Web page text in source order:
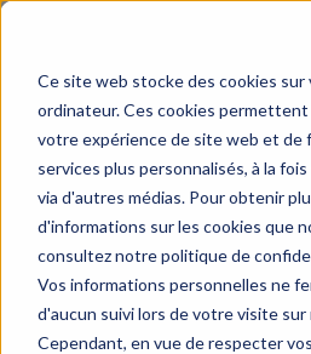
Ce site web stocke des cookies sur
ordinateur. Ces cookies
votre expérience de site web et de
services plus personnalisés, à la
via d'autres médias. Pour obtenir
d'informations sur les cookies que
consultez notre politique de
Vos informations personnelles ne
d'aucun suivi lors de votre visite
Cependant, en vue de respecter